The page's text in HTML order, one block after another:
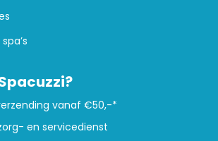
vanaf €50,-*
en servicedienst